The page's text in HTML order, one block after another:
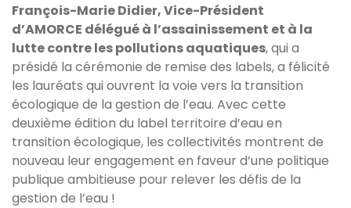
François-Marie Didier, Vice-Président
d’AMORCE délégué à l’assainissement et à la
lutte contre les pollutions aquatiques, qui a
présidé la cérémonie de remise des labels, a félicité
les lauréats qui ouvrent la voie vers la transition
écologique de la gestion de l’eau. Avec cette
deuxième édition du label territoire d’eau en
transition écologique, les collectivités montrent de
nouveau leur engagement en faveur d’une politique
publique ambitieuse pour relever les défis de la
gestion de l’eau !